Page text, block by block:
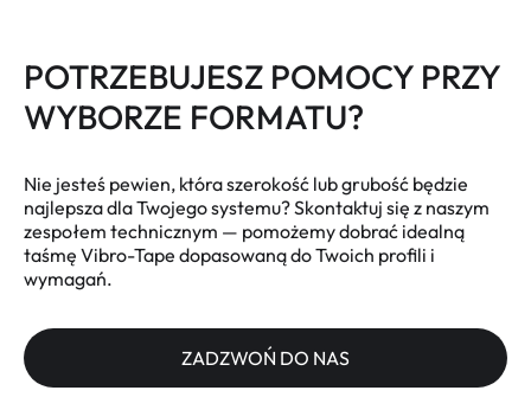
POTRZEBUJESZ POMOCY PRZY
WYBORZE FORMATU?
Nie jesteś pewien, która szerokość lub grubość będzie
najlepsza dla Twojego systemu? Skontaktuj się z naszym
zespołem technicznym — pomożemy dobrać idealną
taśmę Vibro-Tape dopasowaną do Twoich profili i
wymagań.
ZADZWOŃ DO NAS